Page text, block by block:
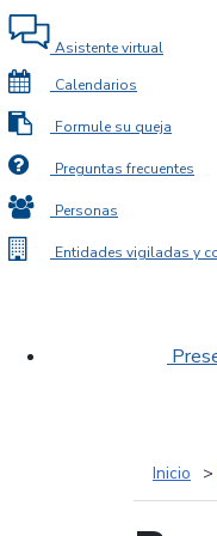
Asistente virtual
Calendarios
Formule su queja
Preguntas frecuentes
Personas
Entidades vigiladas y
Inicio